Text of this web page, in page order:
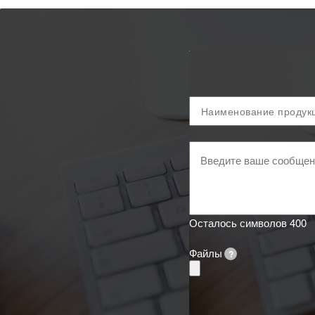
и
ВЭД
сообщение
Осталось символов400
Файлы ?